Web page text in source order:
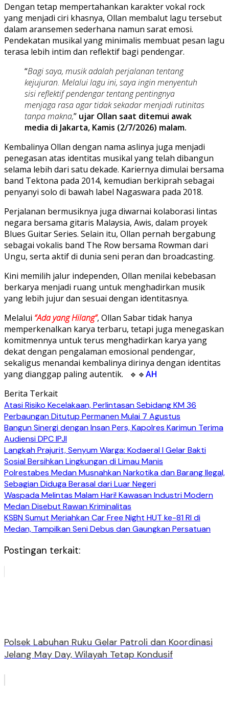
Dengan tetap mempertahankan karakter vokal rock
yang menjadi ciri khasnya, Ollan membalut lagu tersebut
dalam aransemen sederhana namun sarat emosi.
Pendekatan musikal yang minimalis membuat pesan lagu
terasa lebih intim dan reflektif bagi pendengar.
“Bagi saya, musik adalah perjalanan tentang
kejujuran. Melalui lagu ini, saya ingin menyentuh
sisi reflektif pendengar tentang pentingnya
menjaga rasa agar tidak sekadar menjadi rutinitas
tanpa makna,” ujar Ollan saat ditemui awak
media di Jakarta, Kamis (2/7/2026) malam.
Kembalinya Ollan dengan nama aslinya juga menjadi
penegasan atas identitas musikal yang telah dibangun
selama lebih dari satu dekade. Kariernya dimulai bersama
band Tektona pada 2014, kemudian berkiprah sebagai
penyanyi solo di bawah label Nagaswara pada 2018.
Perjalanan bermusiknya juga diwarnai kolaborasi lintas
negara bersama gitaris Malaysia, Awis, dalam proyek
Blues Guitar Series. Selain itu, Ollan pernah bergabung
sebagai vokalis band The Row bersama Rowman dari
Ungu, serta aktif di dunia seni peran dan broadcasting.
Kini memilih jalur independen, Ollan menilai kebebasan
berkarya menjadi ruang untuk menghadirkan musik
yang lebih jujur dan sesuai dengan identitasnya.
Melalui “Ada yang Hilang”, Ollan Sabar tidak hanya
memperkenalkan karya terbaru, tetapi juga menegaskan
komitmennya untuk terus menghadirkan karya yang
dekat dengan pengalaman emosional pendengar,
sekaligus menandai kembalinya dirinya dengan identitas
yang dianggap paling autentik. 🔹🔹AH
Berita Terkait
Atasi Risiko Kecelakaan, Perlintasan Sebidang KM 36
Perbaungan Ditutup Permanen Mulai 7 Agustus
Bangun Sinergi dengan Insan Pers, Kapolres Karimun Terima
Audiensi DPC IPJI
Langkah Prajurit, Senyum Warga: Kodaeral I Gelar Bakti
Sosial Bersihkan Lingkungan di Limau Manis
Polrestabes Medan Musnahkan Narkotika dan Barang Ilegal,
Sebagian Diduga Berasal dari Luar Negeri
Waspada Melintas Malam Hari! Kawasan Industri Modern
Medan Disebut Rawan Kriminalitas
KSBN Sumut Meriahkan Car Free Night HUT ke-81 RI di
Medan, Tampilkan Seni Debus dan Gaungkan Persatuan
Postingan terkait:
Polsek Labuhan Ruku Gelar Patroli dan Koordinasi
Jelang May Day, Wilayah Tetap Kondusif